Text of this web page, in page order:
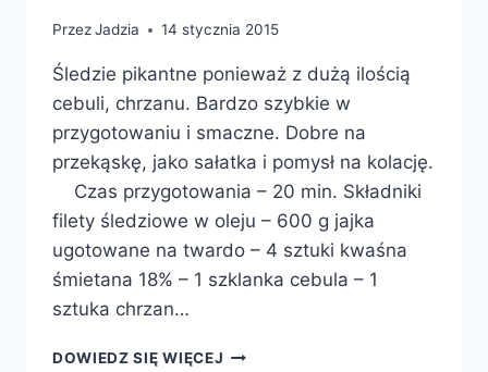
PrzezJadzia 14 stycznia 2015
Śledzie pikantne ponieważ z dużą ilością
cebuli, chrzanu. Bardzo szybkie w
przygotowaniu i smaczne. Dobre na
przekąskę, jako sałatka i pomysł na kolację.
Czas przygotowania – 20 min. Składniki
filety śledziowe w oleju – 600 g jajka
ugotowane na twardo – 4 sztuki kwaśna
śmietana 18% – 1 szklanka cebula – 1
sztuka chrzan…
DOWIEDZ SIĘ WIĘCEJ PIKANTNE